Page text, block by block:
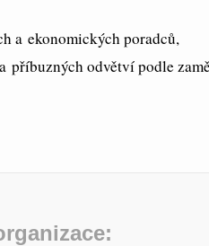
a ekonomických poradců,
odvětví podle